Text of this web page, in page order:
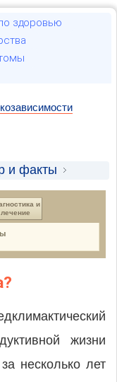
здоровью
и факты
и
лечение
жизни
несколько лет